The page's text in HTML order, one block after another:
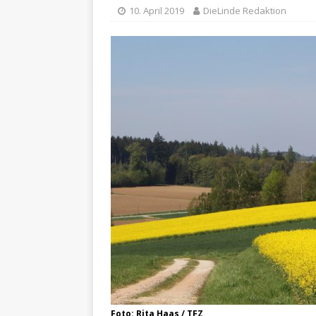
10. April 2019 DieLinde Redaktion
Foto: Rita Haas / TFZ